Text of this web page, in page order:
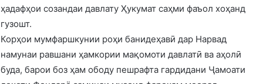
ҳадафҳои созандаи давлату Ҳукумат саҳми фаъол хоҳанд
гузошт.
Корҳои мумфаршкунии роҳи банидеҳавӣ дар Нарвад
намунаи равшани ҳамкории мақомоти давлатӣ ва аҳолӣ
буда, барои боз ҳам ободу пешрафта гардидани Ҷамоати